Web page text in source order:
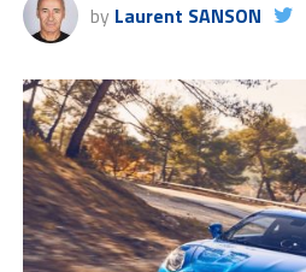
by Laurent SANSON